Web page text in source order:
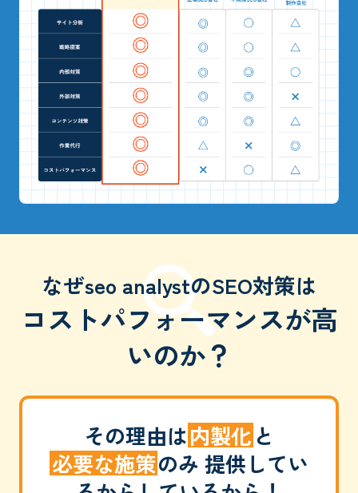
なぜseo analystのSEO対策は
コストパフォーマンスが高
いのか？
その理由は内製化 と
必要な施策のみ 提供してい